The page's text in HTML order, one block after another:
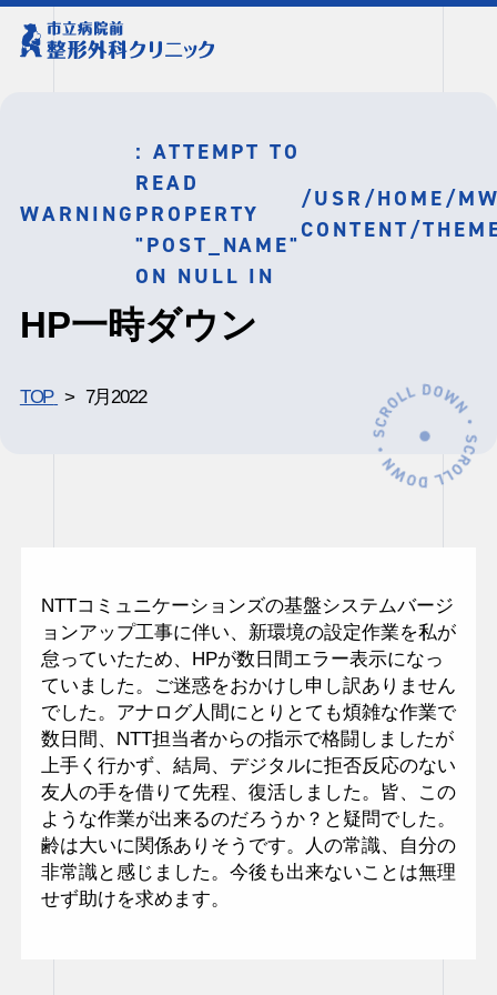
WARNING
: ATTEMPT TO
READ
PROPERTY
"POST_NAME"
ON NULL IN
/USR/HOME/
CONTENT/
HP一時ダウン
TOP 7月2022
NTTコミュニケーションズの基盤システムバージ
ョンアップ工事に伴い、新環境の設定作業を私が
怠っていたため、HPが数日間エラー表示になっ
ていました。ご迷惑をおかけし申し訳ありません
でした。アナログ人間にとりとても煩雑な作業で
数日間、NTT担当者からの指示で格闘しましたが
上手く行かず、結局、デジタルに拒否反応のない
友人の手を借りて先程、復活しました。皆、この
ような作業が出来るのだろうか？と疑問でした。
齢は大いに関係ありそうです。人の常識、自分の
非常識と感じました。今後も出来ないことは無理
せず助けを求めます。